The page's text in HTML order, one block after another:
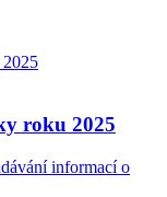
roku 2025
informací o